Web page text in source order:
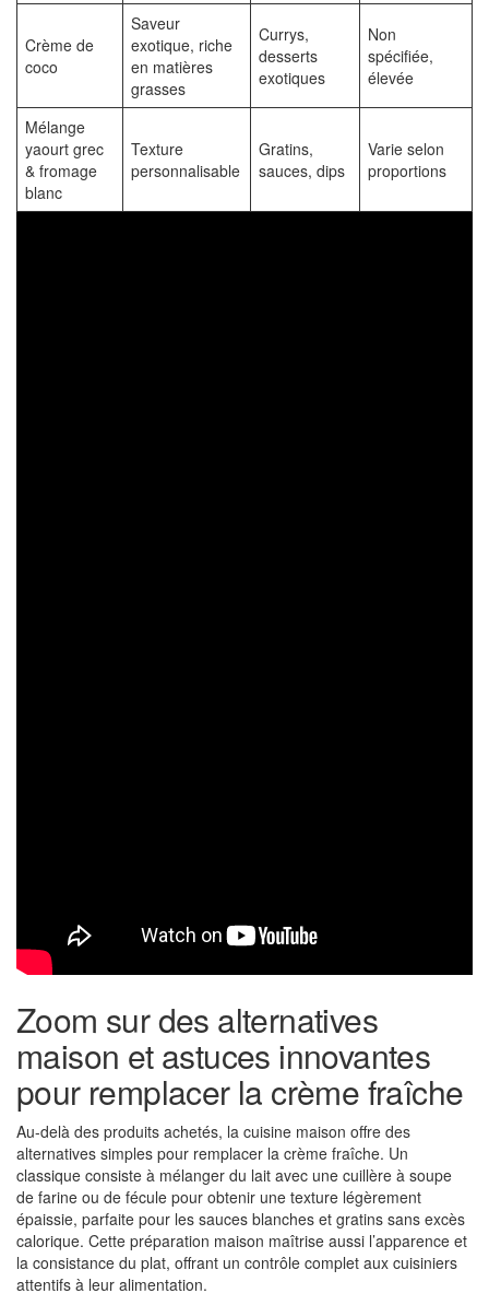
Crème de
coco
Saveur
exotique, riche
en matières
grasses
Currys,
desserts
exotiques
Non
spécifiée,
élevée
Mélange
yaourt grec
& fromage
blanc
Texture
personnalisable
Gratins,
sauces, dips
Varie selon
proportions
Zoom sur des alternatives
maison et astuces innovantes
pour remplacer la crème fraîche
Au-delà des produits achetés, la cuisine maison offre des
alternatives simples pour remplacer la crème fraîche. Un
classique consiste à mélanger du lait avec une cuillère à soupe
de farine ou de fécule pour obtenir une texture légèrement
épaissie, parfaite pour les sauces blanches et gratins sans excès
calorique. Cette préparation maison maîtrise aussi l’apparence et
la consistance du plat, offrant un contrôle complet aux cuisiniers
attentifs à leur alimentation.